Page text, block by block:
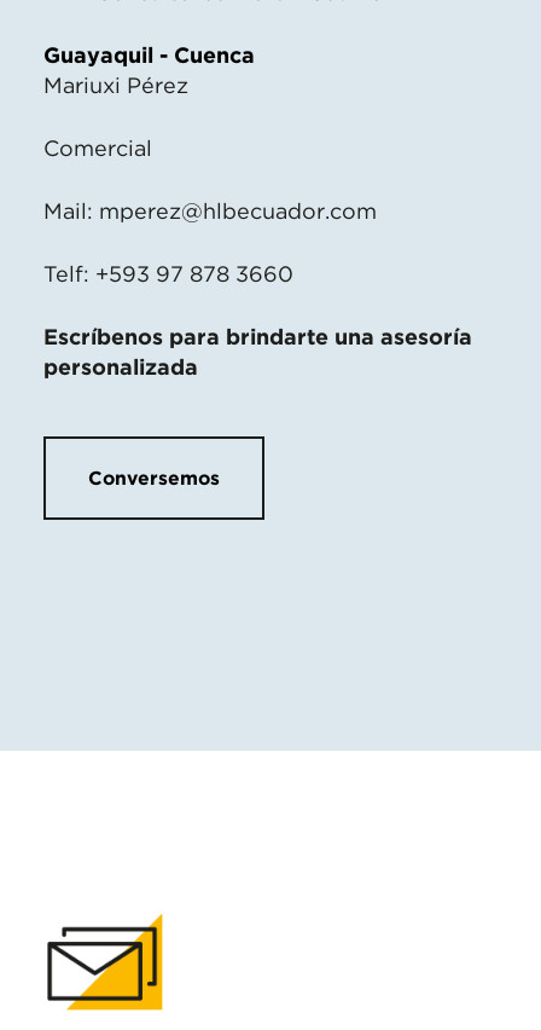
Guayaquil - Cuenca
Mariuxi Pérez
Comercial
Mail: mperez@hlbecuador.com
Telf: +593 97 878 3660
Escríbenos para brindarte una asesoría
personalizada
Conversemos